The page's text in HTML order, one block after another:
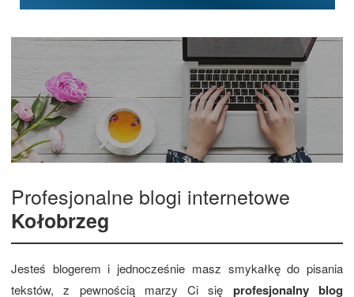
Profesjonalne blogi internetowe
Kołobrzeg
Jesteś blogerem i jednocześnie masz smykałkę do pisania
tekstów, z pewnością marzy Ci się profesjonalny blog